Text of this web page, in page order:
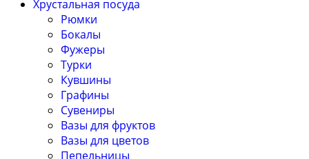
Хрустальная посуда
Рюмки
Бокалы
Фужеры
Турки
Кувшины
Графины
Сувениры
Вазы для фруктов
Вазы для цветов
Пепельницы